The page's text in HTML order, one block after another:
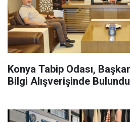
Konya Tabip Odası, Başkan Pekyatırmacı’yla
Bilgi Alışverişinde Bulundu